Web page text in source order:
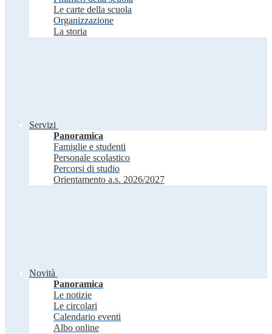
Le carte della scuola
Organizzazione
La storia
Servizi
Panoramica
Famiglie e studenti
Personale scolastico
Percorsi di studio
Orientamento a.s. 2026/2027
Novità
Panoramica
Le notizie
Le circolari
Calendario eventi
Albo online